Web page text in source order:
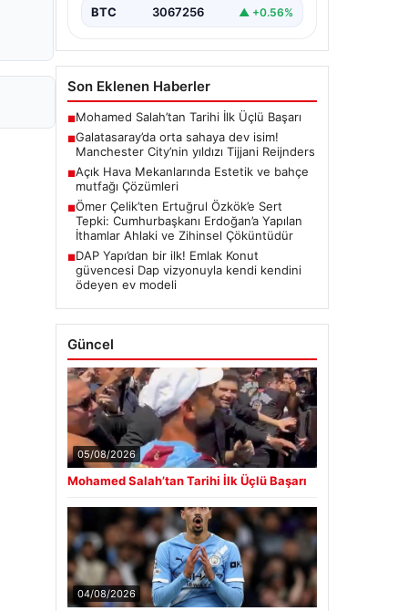
BTC 3067256 ▲ +0.56%
Son Eklenen Haberler
■Mohamed Salah’tan Tarihi İlk Üçlü Başarı
■Galatasaray’da orta sahaya dev isim!
Manchester City’nin yıldızı Tijjani Reijnders
■Açık Hava Mekanlarında Estetik ve bahçe
mutfağı Çözümleri
■Ömer Çelik’ten Ertuğrul Özkök’e Sert
Tepki: Cumhurbaşkanı Erdoğan’a Yapılan
İthamlar Ahlaki ve Zihinsel Çöküntüdür
■DAP Yapı’dan bir ilk! Emlak Konut
güvencesi Dap vizyonuyla kendi kendini
ödeyen ev modeli
Güncel
05/08/2026
Mohamed Salah’tan Tarihi İlk Üçlü Başarı
04/08/2026